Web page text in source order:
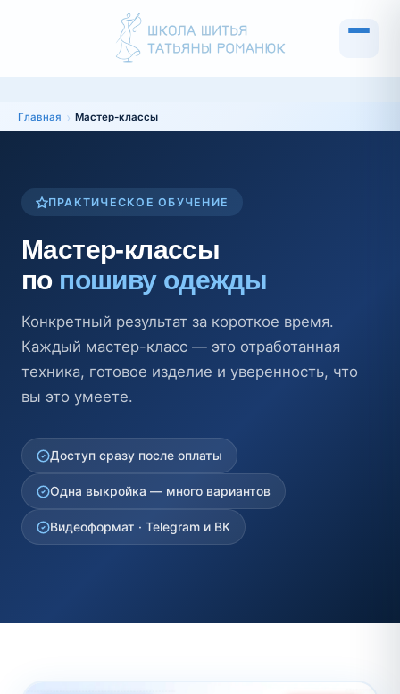
Главная Мастер-классы
ПРАКТИЧЕСКОЕ ОБУЧЕНИЕ
Мастер-классы
по пошиву одежды
Конкретный результат за короткое время.
Каждый мастер-класс — это отработанная
техника, готовое изделие и уверенность, что
вы это умеете.
Доступ сразу после оплаты
Одна выкройка — много вариантов
Видеоформат · Telegram и ВК